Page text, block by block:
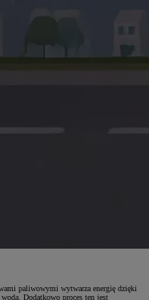
paliwowymi wytwarza energię dzięki
Dodatkowo proces ten jest